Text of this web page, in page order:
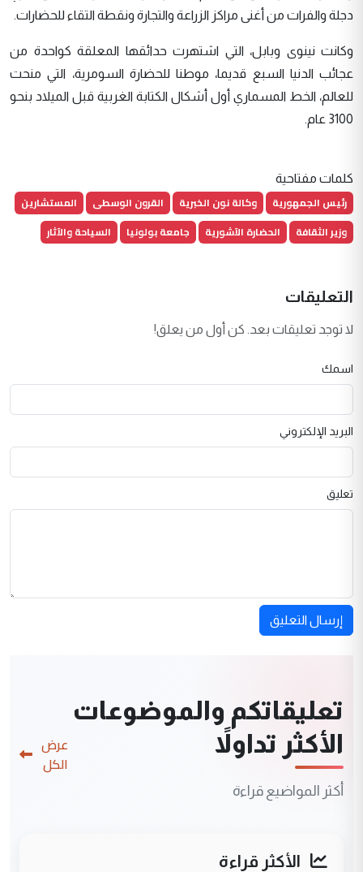
دجلة والفرات من أغنى مراكز الزراعة والتجارة ونقطة التقاء للحضارات.
وكانت نينوى وبابل، التي اشتهرت حدائقها المعلقة كواحدة من
عجائب الدنيا السبع قديما، موطنا للحضارة السومرية، التي منحت
للعالم، الخط المسماري أول أشكال الكتابة الغربية قبل الميلاد بنحو
3100 عام.
كلمات مفتاحية
رئيس الجمهورية وكالة نون الخبرية القرون الوسطى
المستشارين
وزير الثقافة
الحضارة الآشورية جامعة بولونيا السياحة والآثار
التعليقات
لا توجد تعليقات بعد. كن أول من يعلق!
اسمك
البريد الإلكتروني
تعليق
إرسال التعليق
تعليقاتكم والموضوعات
الأكثر تداولاً
أكثر المواضيع قراءة
عرض
الكل
الأكثر قراءة